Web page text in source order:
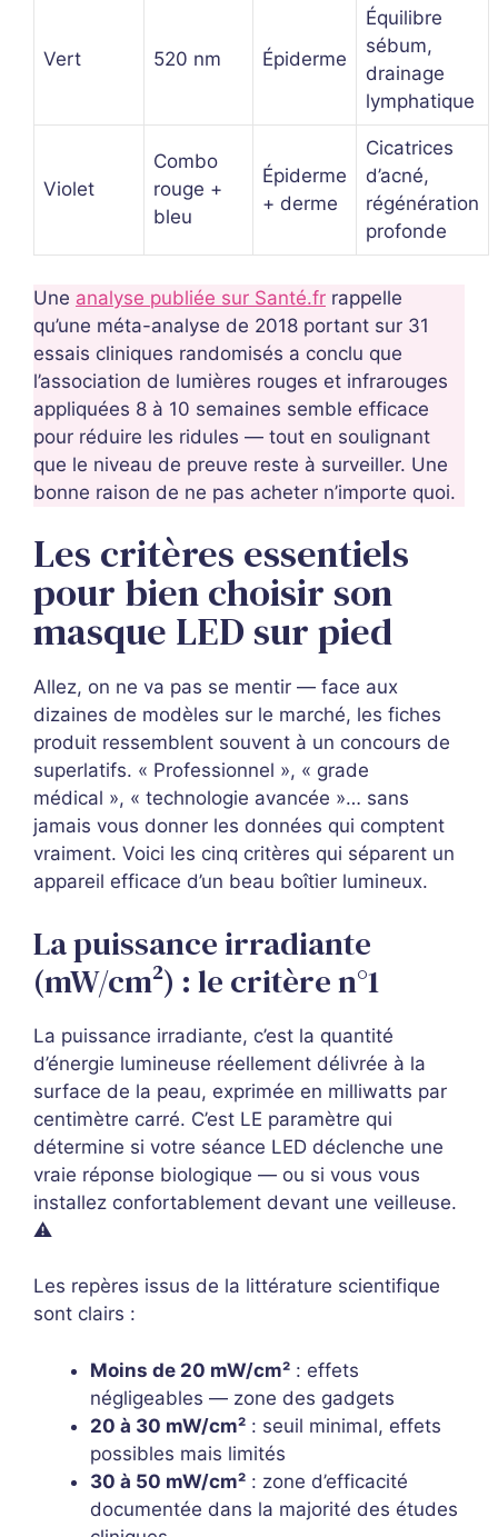
Vert 520 nm Épiderme
Équilibre
sébum,
drainage
lymphatique
Violet
Combo
rouge +
bleu
Épiderme
+ derme
Cicatrices
d’acné,
régénération
profonde
Une analyse publiée sur Santé.fr rappelle
qu’une méta-analyse de 2018 portant sur 31
essais cliniques randomisés a conclu que
l’association de lumières rouges et infrarouges
appliquées 8 à 10 semaines semble efficace
pour réduire les ridules — tout en soulignant
que le niveau de preuve reste à surveiller. Une
bonne raison de ne pas acheter n’importe quoi.
Les critères essentiels
pour bien choisir son
masque LED sur pied
Allez, on ne va pas se mentir — face aux
dizaines de modèles sur le marché, les fiches
produit ressemblent souvent à un concours de
superlatifs. « Professionnel », « grade
médical », « technologie avancée »… sans
jamais vous donner les données qui comptent
vraiment. Voici les cinq critères qui séparent un
appareil efficace d’un beau boîtier lumineux.
La puissance irradiante
(mW/cm²) : le critère n°1
La puissance irradiante, c’est la quantité
d’énergie lumineuse réellement délivrée à la
surface de la peau, exprimée en milliwatts par
centimètre carré. C’est LE paramètre qui
détermine si votre séance LED déclenche une
vraie réponse biologique — ou si vous vous
installez confortablement devant une veilleuse.
⚠️
Les repères issus de la littérature scientifique
sont clairs :
Moins de 20 mW/cm² : effets
négligeables — zone des gadgets
20 à 30 mW/cm² : seuil minimal, effets
possibles mais limités
30 à 50 mW/cm² : zone d’efficacité
documentée dans la majorité des études